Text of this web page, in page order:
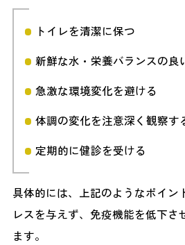
トイレを清潔に保つ
新鮮な水・栄養バランスの良
急激な環境変化を避ける
体調の変化を注意深く観察す
定期的に健診を受ける
具体的には、上記のようなポイン
レスを与えず、免疫機能を低下さ
ます。